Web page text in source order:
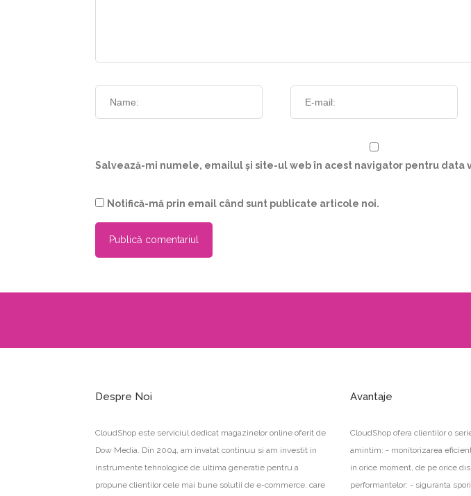
Salvează-mi numele, emailul și site-ul web în acest navigator pentru data
Notifică-mă prin email când sunt publicate articole noi.
Despre Noi
CloudShop este serviciul dedicat magazinelor online oferit de
Dow Media. Din 2004, am invatat continuu si am investit in
instrumente tehnologice de ultima generatie pentru a
propune clientilor cele mai bune solutii de e-commerce, care
Avantaje
CloudShop ofera clientilor o
amintim: - monitorizarea
in orice moment, de pe orice
performantelor; - siguranta